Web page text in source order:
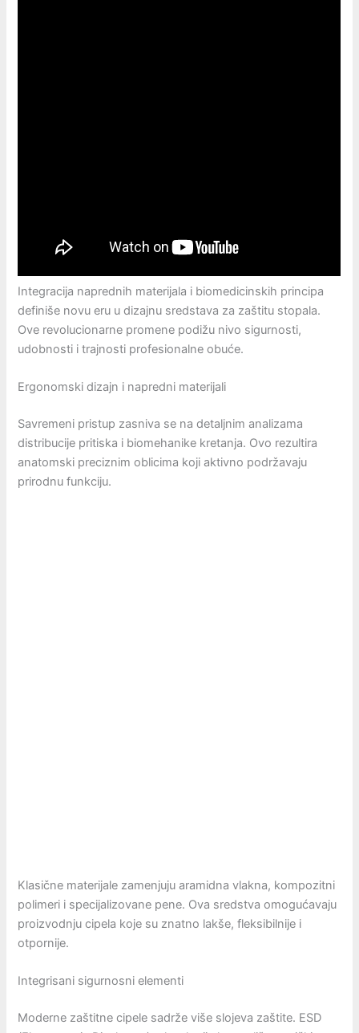
Integracija naprednih materijala i biomedicinskih principa
definiše novu eru u dizajnu sredstava za zaštitu stopala.
Ove revolucionarne promene podižu nivo sigurnosti,
udobnosti i trajnosti profesionalne obuće.
Ergonomski dizajn i napredni materijali
Savremeni pristup zasniva se na detaljnim analizama
distribucije pritiska i biomehanike kretanja. Ovo rezultira
anatomski preciznim oblicima koji aktivno podržavaju
prirodnu funkciju.
Klasične materijale zamenjuju aramidna vlakna, kompozitni
polimeri i specijalizovane pene. Ova sredstva omogućavaju
proizvodnju cipela koje su znatno lakše, fleksibilnije i
otpornije.
Integrisani sigurnosni elementi
Moderne zaštitne cipele sadrže više slojeva zaštite. ESD